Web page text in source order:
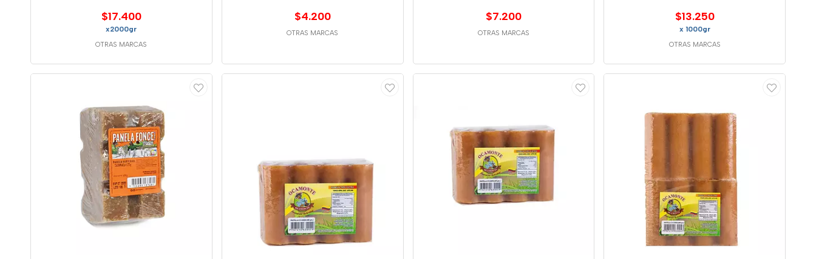
$17.400
x2000gr
OTRAS MARCAS
$4.200
OTRAS MARCAS
$7.200
OTRAS MARCAS
$13.250
x 1000gr
OTRAS MARCAS